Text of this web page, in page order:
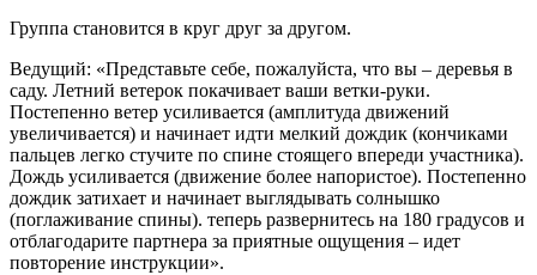
Группа становится в круг друг за другом.
Ведущий: «Представьте себе, пожалуйста, что вы – деревья в
саду. Летний ветерок покачивает ваши ветки-руки.
Постепенно ветер усиливается (амплитуда движений
увеличивается) и начинает идти мелкий дождик (кончиками
пальцев легко стучите по спине стоящего впереди участника).
Дождь усиливается (движение более напористое). Постепенно
дождик затихает и начинает выглядывать солнышко
(поглаживание спины). теперь развернитесь на 180 градусов и
отблагодарите партнера за приятные ощущения – идет
повторение инструкции».